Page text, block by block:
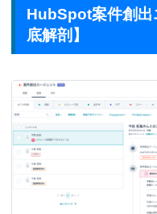
HubSpot案件創
底解剖】